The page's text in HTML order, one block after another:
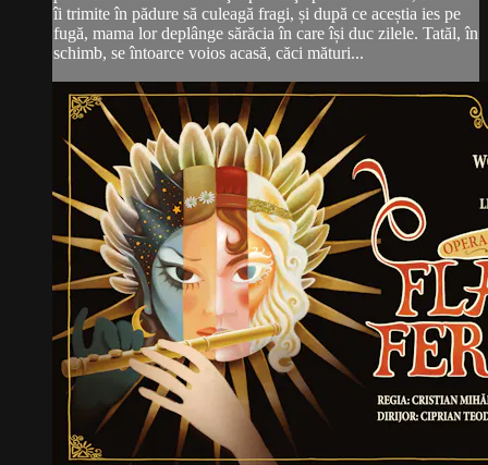
îi trimite în pădure să culeagă fragi, și după ce aceștia ies pe
fugă, mama lor deplânge sărăcia în care își duc zilele. Tatăl, în
schimb, se întoarce voios acasă, căci mături...